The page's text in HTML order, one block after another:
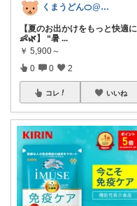
くまうどん🍊@愛媛で楽しい生活
【夏のお出かけをもっと快適に
👶🌿】 “暑 ...
￥ 5,900～
0 0 2
コレ いいね